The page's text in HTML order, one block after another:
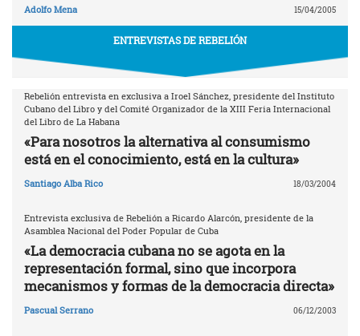
Adolfo Mena 15/04/2005
ENTREVISTAS DE REBELIÓN
Rebelión entrevista en exclusiva a Iroel Sánchez, presidente del Instituto
Cubano del Libro y del Comité Organizador de la XIII Feria Internacional
del Libro de La Habana
«Para nosotros la alternativa al consumismo
está en el conocimiento, está en la cultura»
Santiago Alba Rico 18/03/2004
Entrevista exclusiva de Rebelión a Ricardo Alarcón, presidente de la
Asamblea Nacional del Poder Popular de Cuba
«La democracia cubana no se agota en la
representación formal, sino que incorpora
mecanismos y formas de la democracia directa»
Pascual Serrano 06/12/2003